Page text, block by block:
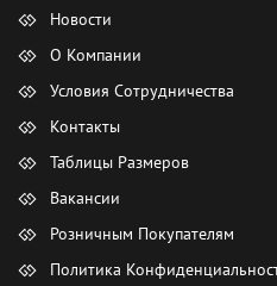
Новости
О Компании
Условия Сотрудничества
Контакты
Таблицы Размеров
Вакансии
Розничным Покупателям
Политика